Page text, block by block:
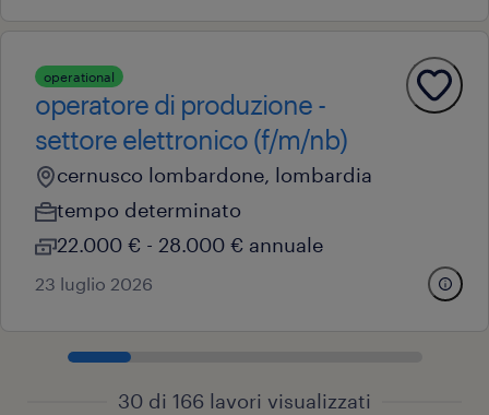
operational
operatore di produzione -
settore elettronico (f/m/nb)
cernusco lombardone, lombardia
tempo determinato
22.000 € - 28.000 € annuale
23 luglio 2026
30 di 166 lavori visualizzati